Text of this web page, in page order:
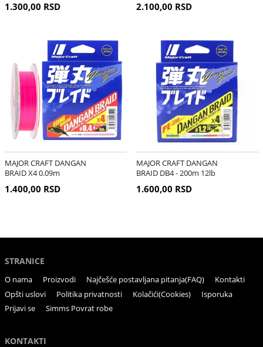
1.300,00 RSD 2.100,00 RSD
MAJOR CRAFT DANGAN
BRAID X4 0.09m
1.400,00 RSD
MAJOR CRAFT DANGAN
BRAID DB4 - 200m 12lb
1.600,00 RSD
STRANICE
O nama Proizvodi Najčešće postavljana pitanja(FAQ)
Kontakti
Opšti uslovi
Politika privatnosti Kolačići(Cookies)
Isporuka
Prijavi se
Simms Povrat robe
KONTAKTI